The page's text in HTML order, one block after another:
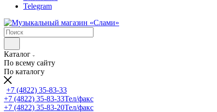
Telegram
Каталог
По всему сайту
По каталогу
+7 (4822) 35-83-33
+7 (4822) 35-83-33Тел/факс
+7 (4822) 35-83-20Тел/факс